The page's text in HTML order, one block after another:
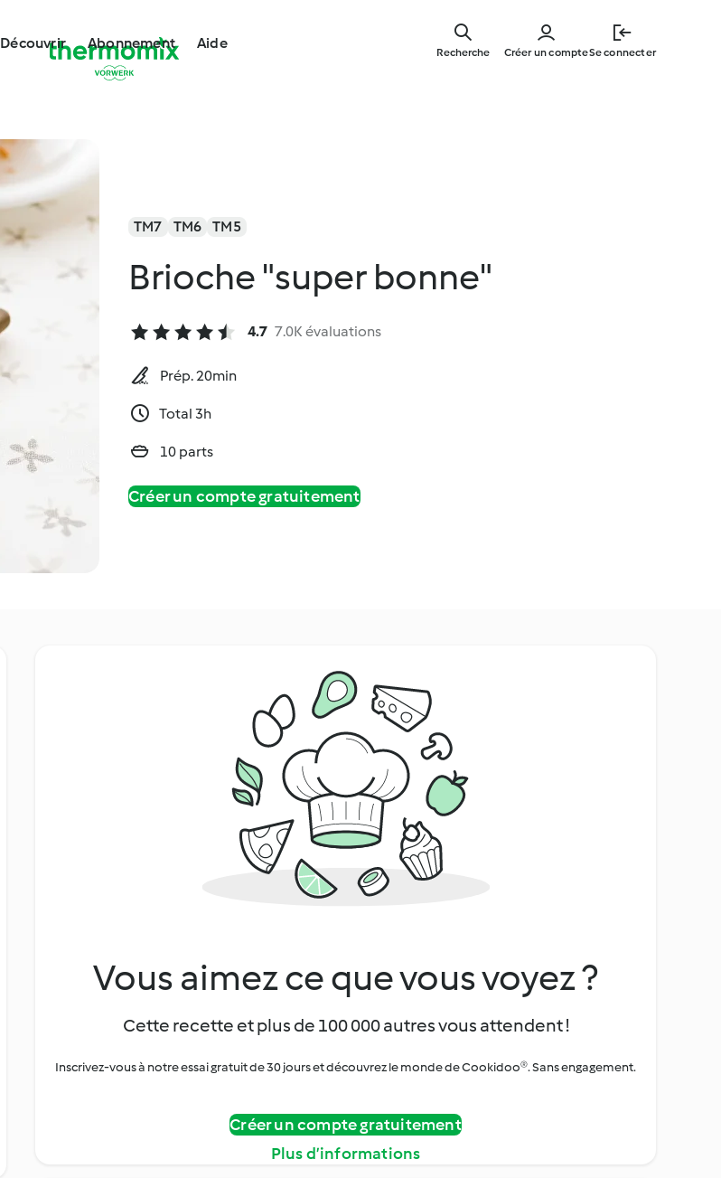
main
Découvrir Abonnement Aide
Créer un compteSe connecter
Recherche
TM7 TM6 TM5
Brioche "super bonne"
4.7 7.0K évaluations
Prép. 20min
Total 3h
10 parts
Créer un compte gratuitement
Vous aimez ce que vous voyez ?
Cette recette et plus de 100 000 autres vous attendent !
Inscrivez-vous à notre essai gratuit de 30 jours et découvrez le monde de Cookidoo®. Sans engagement.
Créer un compte gratuitement
Plus d’informations